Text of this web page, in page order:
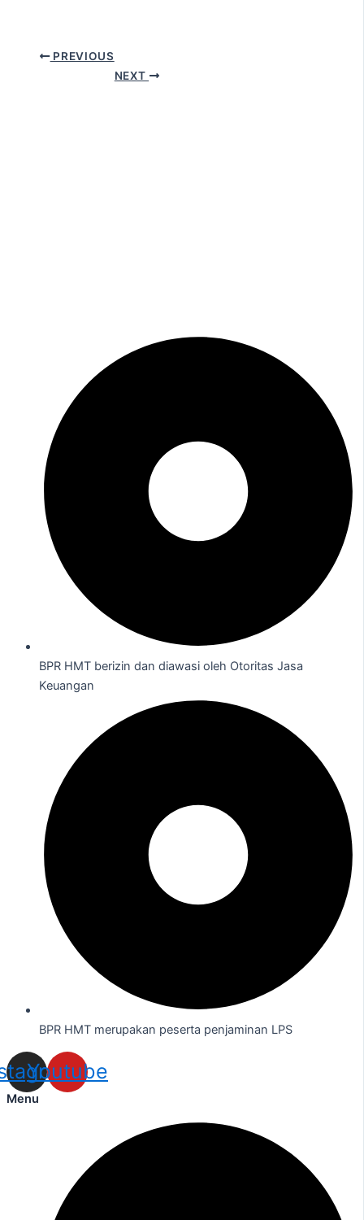
PREVIOUS
NEXT
BPR HMT berizin dan diawasi oleh Otoritas Jasa
Keuangan
BPR HMT merupakan peserta penjaminan LPS
Youtube
Menu